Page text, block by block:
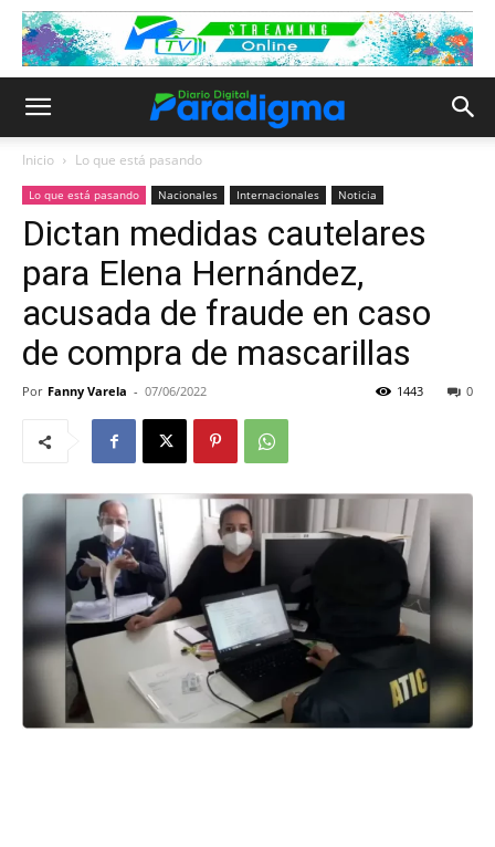
Inicio Lo que está pasando
Lo que está pasando Nacionales Internacionales Noticia
Dictan medidas cautelares
para Elena Hernández,
acusada de fraude en caso
de compra de mascarillas
Por Fanny Varela - 07/06/2022 0
1443